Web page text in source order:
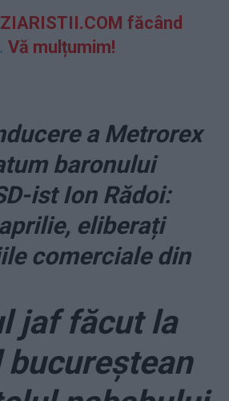
făcând
Vă mulțumim!
a Metrorex
baronului
ist Ion Rădoi:
eliberați
comerciale din
jaf făcut la